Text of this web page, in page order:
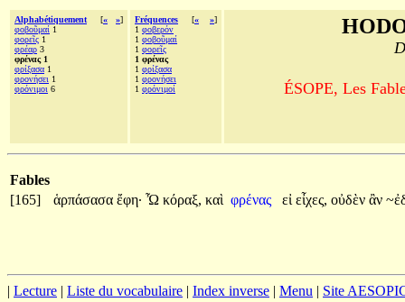
Alphabétiquement [« »]
φοβοῦμαί 1
φορεῖς 1
φρέαρ 3
φρένας 1
φρίξασα 1
φρονήσει 1
φρόνιμοι 6
Fréquences [« »]
1 φοβερόν
1 φοβοῦμαί
1 φορεῖς
1 φρένας
1 φρίξασα
1 φρονήσει
1 φρόνιμοί ÉSOPE, Les
Fables
[165]
ἁρπάσασα ἔφη· Ὦ κόραξ, καὶ φρένας εἰ εἶχες, οὐδὲν ἂν
| Lecture | Liste du vocabulaire | Index inverse | Menu | Site